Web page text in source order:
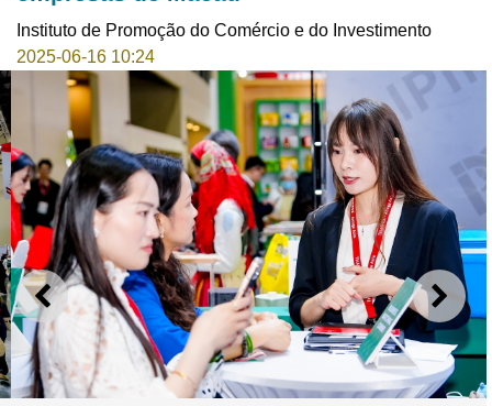
Instituto de Promoção do Comércio e do Investimento
2025-06-16 10:24
ANTERIOR